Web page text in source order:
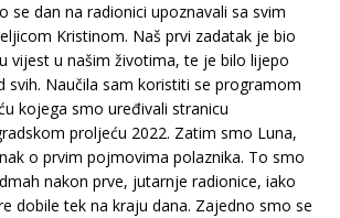
se dan na radionici upoznavali sa svim
Kristinom. Naš prvi zadatak je bio
vijest u našim životima, te je bilo lijepo
svih. Naučila sam koristiti se programom
kojega smo uređivali stranicu
proljeću 2022. Zatim smo Luna,
o prvim pojmovima polaznika. To smo
nakon prve, jutarnje radionice, iako
dobile tek na kraju dana. Zajedno smo se